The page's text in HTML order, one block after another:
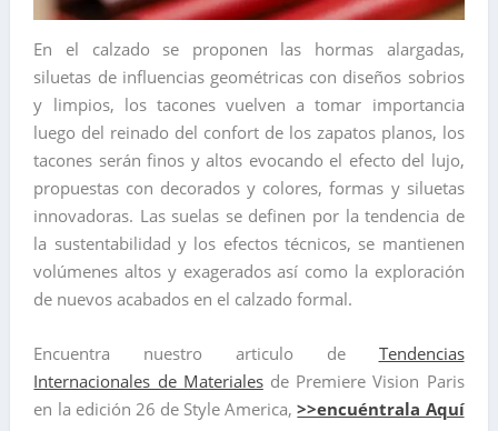
En el calzado se proponen las hormas alargadas,
siluetas de influencias geométricas con diseños sobrios
y limpios, los tacones vuelven a tomar importancia
luego del reinado del confort de los zapatos planos, los
tacones serán finos y altos evocando el efecto del lujo,
propuestas con decorados y colores, formas y siluetas
innovadoras. Las suelas se definen por la tendencia de
la sustentabilidad y los efectos técnicos, se mantienen
volúmenes altos y exagerados así como la exploración
de nuevos acabados en el calzado formal.
Encuentra nuestro articulo de Tendencias
Internacionales de Materialesde Premiere Vision Paris
en la edición 26 de Style America,>>encuéntrala Aquí